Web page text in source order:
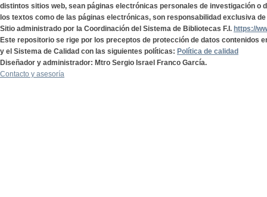
distintos sitios web, sean páginas electrónicas personales de investigación o
los textos como de las páginas electrónicas, son responsabilidad exclusiva
Sitio administrado por la Coordinación del Sistema de Bibliotecas F.I. https://
Este repositorio se rige por los preceptos de protección de datos contenidos
y el Sistema de Calidad con las siguientes políticas: Política de calidad
Diseñador y administrador: Mtro Sergio Israel Franco García.
Contacto y asesoría